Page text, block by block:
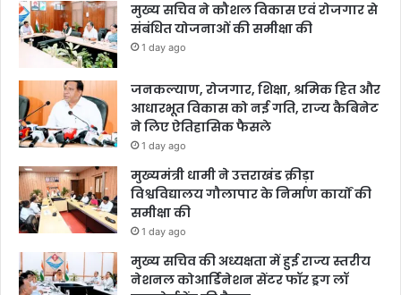
मुख्य सचिव ने कौशल विकास एवं रोजगार से
संबंधित योजनाओं की समीक्षा की
1 day ago
जनकल्याण, रोजगार, शिक्षा, श्रमिक हित और
आधारभूत विकास को नई गति, राज्य कैबिनेट
ने लिए ऐतिहासिक फैसले
1 day ago
मुख्यमंत्री धामी ने उत्तराखंड क्रीड़ा
विश्वविद्यालय गौलापार के निर्माण कार्यों की
समीक्षा की
1 day ago
मुख्य सचिव की अध्यक्षता में हुई राज्य स्तरीय
नेशनल कोआर्डिनेशन सेंटर फॉर ड्रग लॉ